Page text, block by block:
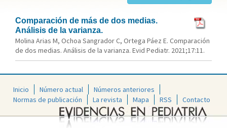
Comparación de más de dos medias.
Análisis de la varianza.
Molina Arias M, Ochoa Sangrador C, Ortega Páez E. Comparación
de dos medias. Análisis de la varianza. Evid Pediatr. 2021;17:11.
Inicio Número actual
Números anteriores
Normas de publicación
La revista Mapa RSS Contacto